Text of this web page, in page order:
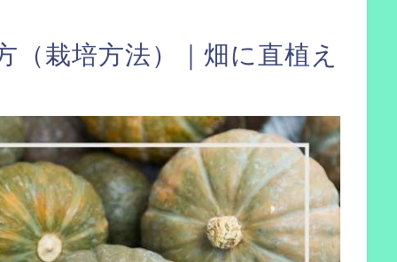
栽培方法）｜畑に直植え